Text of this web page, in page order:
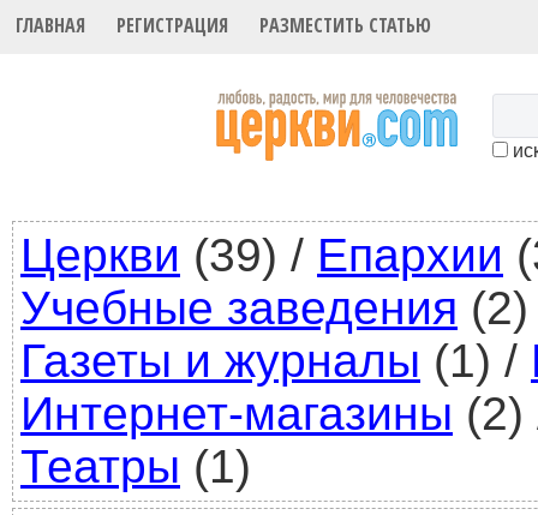
ГЛАВНАЯ РЕГИСТРАЦИЯ РАЗМЕСТИТЬ СТАТЬЮ
Церкви (39) / Епархии
Учебные заведения (2)
Газеты и журналы (1) /
Интернет-магазины (2)
Театры (1)